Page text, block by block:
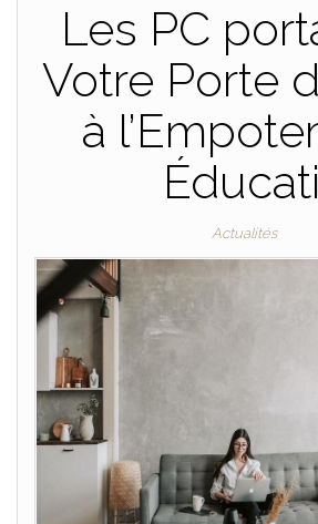
Les PC
Votre Porte
à
Actualités